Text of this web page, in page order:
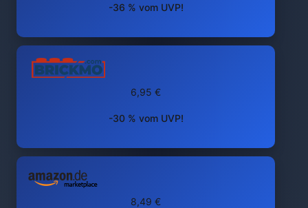
-36 % vom UVP!
6,95 €
-30 % vom UVP!
8,49 €